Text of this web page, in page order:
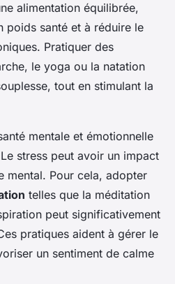
alimentation équilibrée,
poids santé et à réduire le
Pratiquer des
le yoga ou la natation
tout en stimulant la
mentale et émotionnelle
stress peut avoir un impact
mental. Pour cela, adopter
telles que la méditation
peut significativement
pratiques aident à gérer le
un sentiment de calme